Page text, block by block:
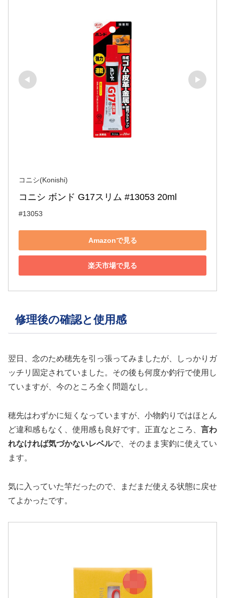
コニシ(Konishi)
コニシ ボンド G17スリム #13053 20ml
#13053
Amazonで見る
楽天市場で見る
修理後の確認と使用感
翌日、念のため穂先を引っ張ってみましたが、しっかりガ
ッチリ固定されていました。その後も何度か釣行で使用し
ていますが、今のところ全く問題なし。
穂先はわずかに短くなっていますが、小物釣りではほとん
ど違和感もなく、使用感も良好です。正直なところ、 言わ
れなければ気づかないレベルで、そのまま実釣に使えてい
ます。
気に入っていた竿だったので、まだまだ使える状態に戻せ
てよかったです。